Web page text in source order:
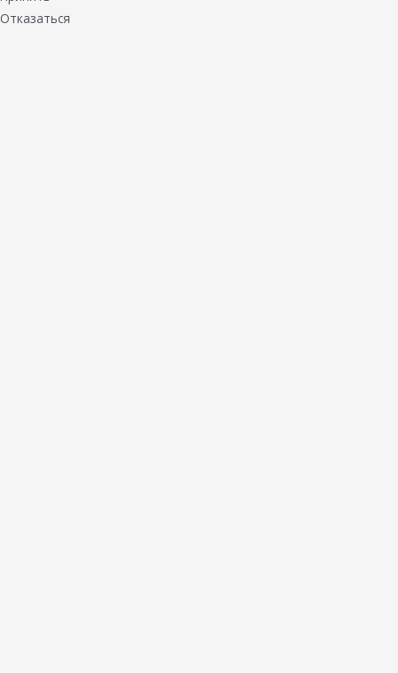
Отказаться